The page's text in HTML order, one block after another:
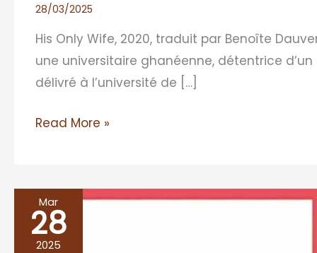
28/03/2025
His Only Wife, 2020, traduit par Benoîte
une universitaire ghanéenne, détentrice
délivré à l’université de […]
Read More »
Mar
28
2025
UNE
MAGIE